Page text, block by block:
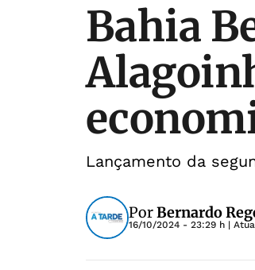
Bahia
Lançamento da
PorBernardo
16/10/2024 - 23:29 h |